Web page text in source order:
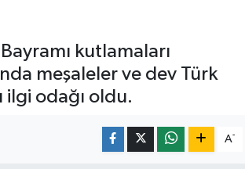
kutlamaları
meşaleler ve dev Türk
ilgi odağı oldu.
A-